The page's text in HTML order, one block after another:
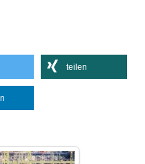
teilen